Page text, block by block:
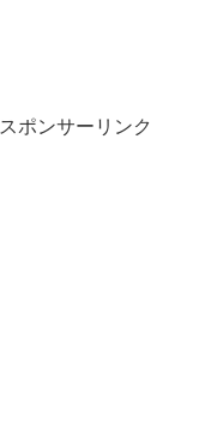
スポンサーリンク